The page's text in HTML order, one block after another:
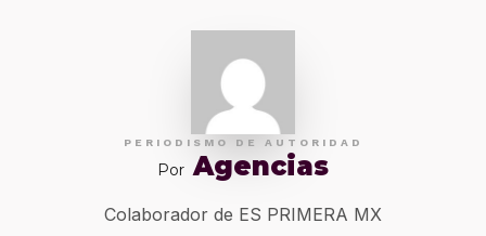
PERIODISMO DE AUTORIDAD
Por Agencias
Colaborador de ES PRIMERA MX